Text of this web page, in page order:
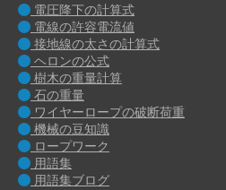
電圧降下の計算式
電線の許容電流値
接地線の太さの計算式
ヘロンの公式
樹木の重量計算
石の重量
ワイヤーロープの破断荷重
機械の豆知識
ロープワーク
用語集
用語集ブログ